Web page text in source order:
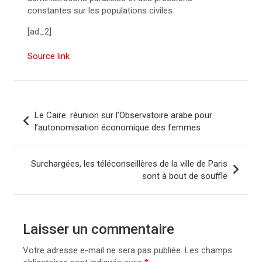
constantes sur les populations civiles.
[ad_2]
Source link
v
a
Le Caire: réunion sur l’Observatoire arabe pour
l’autonomisation économique des femmes
Surchargées, les téléconseillères de la ville de Paris
sont à bout de souffle
Laisser un commentaire
Votre adresse e-mail ne sera pas publiée. Les champs